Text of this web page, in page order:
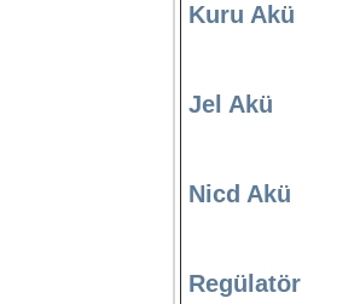
Kuru Akü
Jel Akü
Nicd Akü
Regülatör